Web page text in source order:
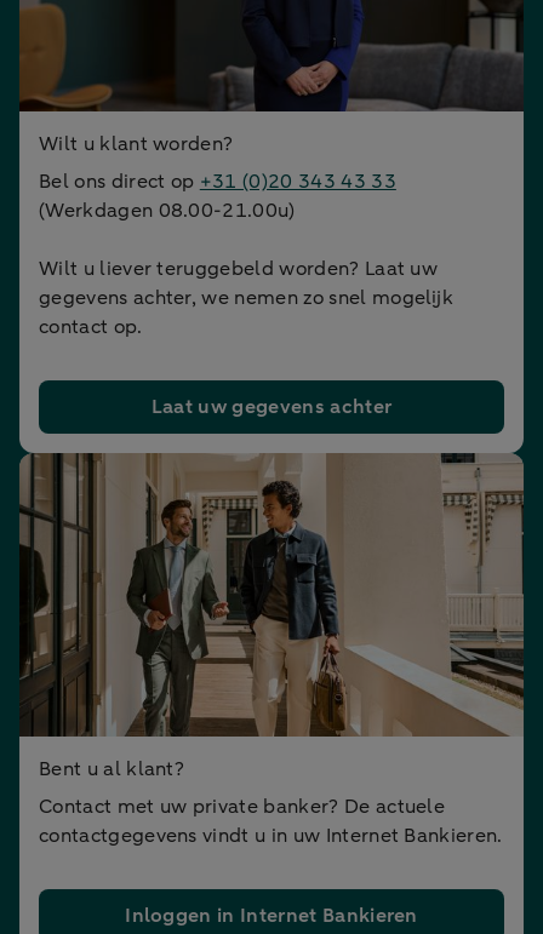
Wilt u klant worden?
Bel ons direct op +31 (0)20 343 43 33
(Werkdagen 08.00-21.00u)
Wilt u liever teruggebeld worden? Laat uw
gegevens achter, we nemen zo snel mogelijk
contact op.
Laat uw gegevens achter
Bent u al klant?
Contact met uw private banker? De actuele
contactgegevens vindt u in uw Internet Bankieren.
Inloggen in Internet Bankieren